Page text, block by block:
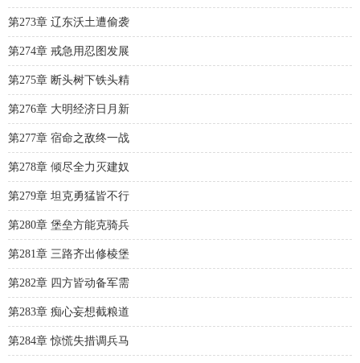
第273章 辽东沃土遭偷袭
第274章 戒急用忍图发展
第275章 断头树下铁头精
第276章 大明经济日月新
第277章 宿命之敌终一战
第278章 倾尽全力灭建奴
第279章 坦克勇猛皆不行
第280章 堡垒方能克骑兵
第281章 三路齐出修棱堡
第282章 四方皆动备军需
第283章 痴心妄想截粮道
第284章 惊慌失措调兵马